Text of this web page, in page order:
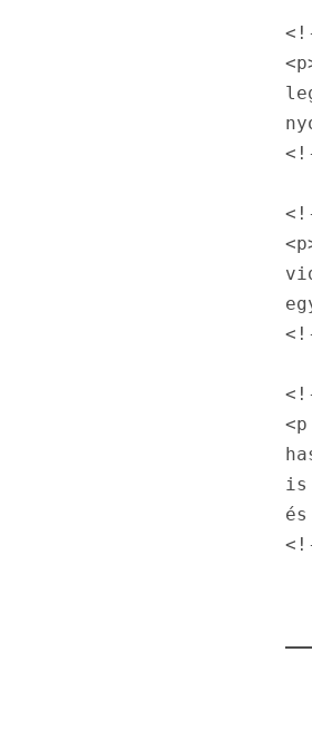
is